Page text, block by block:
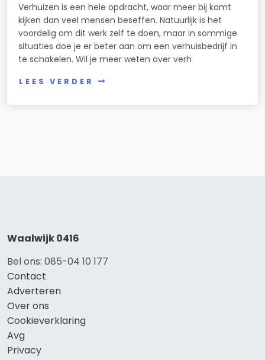
Verhuizen is een hele opdracht, waar meer bij komt
kijken dan veel mensen beseffen. Natuurlijk is het
voordelig om dit werk zelf te doen, maar in sommige
situaties doe je er beter aan om een verhuisbedrijf in
te schakelen. Wil je meer weten over verh
LEES VERDER
Waalwijk 0416
Bel ons: 085-04 10 177
Contact
Adverteren
Over ons
Cookieverklaring
Avg
Privacy